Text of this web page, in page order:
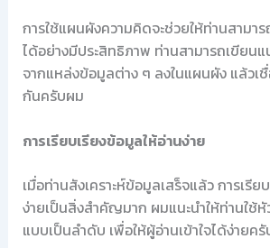
การใช้แผนผังความคิดจะช่วยให้ท่านสามา
ได้อย่างมีประสิทธิภาพ ท่านสามารถเขียน
จากแหล่งข้อมูลต่าง ๆ ลงในแผนผัง แล้วเ
กันครับผม
การเรียบเรียงข้อมูลให้อ่านง่าย
เมื่อท่านสังเคราะห์ข้อมูลเสร็จแล้ว การเรีย
ง่ายเป็นสิ่งสำคัญมาก ผมแนะนำให้ท่านใช้
แบบเป็นลำดับ เพื่อให้ผู้อ่านเข้าใจได้ง่ายครั